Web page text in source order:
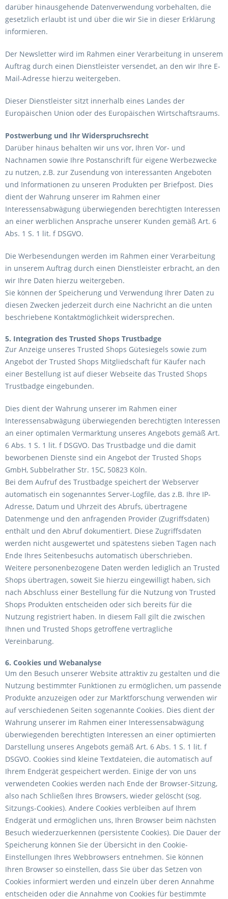
darüber hinausgehende Datenverwendung vorbehalten, die
gesetzlich erlaubt ist und über die wir Sie in dieser Erklärung
informieren.
Der Newsletter wird im Rahmen einer Verarbeitung in unserem
Auftrag durch einen Dienstleister versendet, an den wir Ihre E-
Mail-Adresse hierzu weitergeben.
Dieser Dienstleister sitzt innerhalb eines Landes der
Europäischen Union oder des Europäischen Wirtschaftsraums.
Postwerbung und Ihr Widerspruchsrecht
Darüber hinaus behalten wir uns vor, Ihren Vor- und
Nachnamen sowie Ihre Postanschrift für eigene Werbezwecke
zu nutzen, z.B. zur Zusendung von interessanten Angeboten
und Informationen zu unseren Produkten per Briefpost. Dies
dient der Wahrung unserer im Rahmen einer
Interessensabwägung überwiegenden berechtigten Interessen
an einer werblichen Ansprache unserer Kunden gemäß Art. 6
Abs. 1 S. 1 lit. f DSGVO.
Die Werbesendungen werden im Rahmen einer Verarbeitung
in unserem Auftrag durch einen Dienstleister erbracht, an den
wir Ihre Daten hierzu weitergeben.
Sie können der Speicherung und Verwendung Ihrer Daten zu
diesen Zwecken jederzeit durch eine Nachricht an die unten
beschriebene Kontaktmöglichkeit widersprechen.
5. Integration des Trusted Shops Trustbadge
Zur Anzeige unseres Trusted Shops Gütesiegels sowie zum
Angebot der Trusted Shops Mitgliedschaft für Käufer nach
einer Bestellung ist auf dieser Webseite das Trusted Shops
Trustbadge eingebunden.
Dies dient der Wahrung unserer im Rahmen einer
Interessensabwägung überwiegenden berechtigten Interessen
an einer optimalen Vermarktung unseres Angebots gemäß Art.
6 Abs. 1 S. 1 lit. f DSGVO. Das Trustbadge und die damit
beworbenen Dienste sind ein Angebot der Trusted Shops
GmbH, Subbelrather Str. 15C, 50823 Köln.
Bei dem Aufruf des Trustbadge speichert der Webserver
automatisch ein sogenanntes Server-Logfile, das z.B. Ihre IP-
Adresse, Datum und Uhrzeit des Abrufs, übertragene
Datenmenge und den anfragenden Provider (Zugriffsdaten)
enthält und den Abruf dokumentiert. Diese Zugriffsdaten
werden nicht ausgewertet und spätestens sieben Tagen nach
Ende Ihres Seitenbesuchs automatisch überschrieben.
Weitere personenbezogene Daten werden lediglich an Trusted
Shops übertragen, soweit Sie hierzu eingewilligt haben, sich
nach Abschluss einer Bestellung für die Nutzung von Trusted
Shops Produkten entscheiden oder sich bereits für die
Nutzung registriert haben. In diesem Fall gilt die zwischen
Ihnen und Trusted Shops getroffene vertragliche
Vereinbarung.
6. Cookies und Webanalyse
Um den Besuch unserer Website attraktiv zu gestalten und die
Nutzung bestimmter Funktionen zu ermöglichen, um passende
Produkte anzuzeigen oder zur Marktforschung verwenden wir
auf verschiedenen Seiten sogenannte Cookies. Dies dient der
Wahrung unserer im Rahmen einer Interessensabwägung
überwiegenden berechtigten Interessen an einer optimierten
Darstellung unseres Angebots gemäß Art. 6 Abs. 1 S. 1 lit. f
DSGVO. Cookies sind kleine Textdateien, die automatisch auf
Ihrem Endgerät gespeichert werden. Einige der von uns
verwendeten Cookies werden nach Ende der Browser-Sitzung,
also nach Schließen Ihres Browsers, wieder gelöscht (sog.
Sitzungs-Cookies). Andere Cookies verbleiben auf Ihrem
Endgerät und ermöglichen uns, Ihren Browser beim nächsten
Besuch wiederzuerkennen (persistente Cookies). Die Dauer der
Speicherung können Sie der Übersicht in den Cookie-
Einstellungen Ihres Webbrowsers entnehmen. Sie können
Ihren Browser so einstellen, dass Sie über das Setzen von
Cookies informiert werden und einzeln über deren Annahme
entscheiden oder die Annahme von Cookies für bestimmte